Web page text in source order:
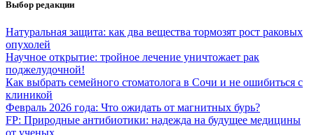
Выбор редакции
Натуральная защита: как два вещества тормозят рост раковых
опухолей
Научное открытие: тройное лечение уничтожает рак
поджелудочной!
Как выбрать семейного стоматолога в Сочи и не ошибиться с
клиникой
Февраль 2026 года: Что ожидать от магнитных бурь?
FP: Природные антибиотики: надежда на будущее медицины